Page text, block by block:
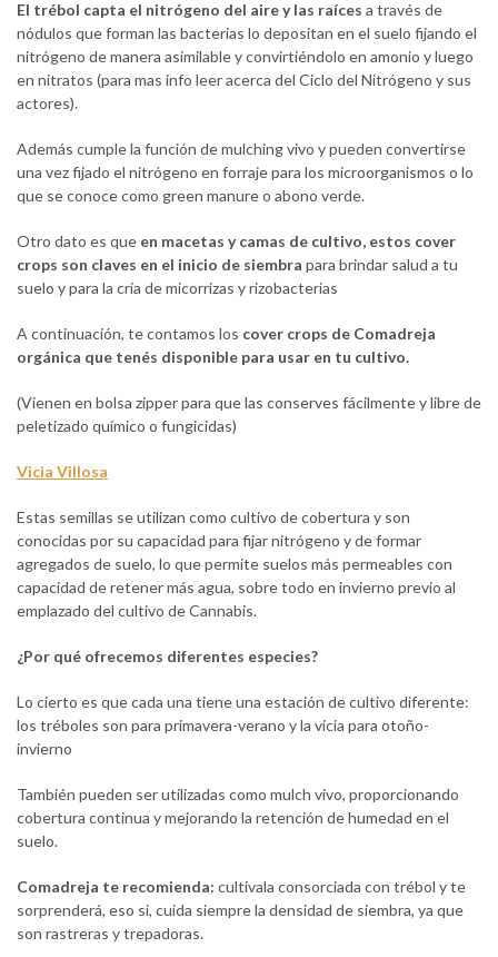
El trébol capta el nitrógeno del aire y las raíces a través de
nódulos que forman las bacterias lo depositan en el suelo fijando el
nitrógeno de manera asimilable y convirtiéndolo en amonio y luego
en nitratos (para mas info leer acerca del Ciclo del Nitrógeno y sus
actores).
Además cumple la función de mulching vivo y pueden convertirse
una vez fijado el nitrógeno en forraje para los microorganismos o lo
que se conoce como green manure o abono verde.
Otro dato es que en macetas y camas de cultivo, estos cover
crops son claves en el inicio de siembra para brindar salud a tu
suelo y para la cría de micorrizas y rizobacterias
A continuación, te contamos los cover crops de Comadreja
orgánica que tenés disponible para usar en tu cultivo.
(Vienen en bolsa zipper para que las conserves fácilmente y libre de
peletizado químico o fungicidas)
Vicia Villosa
Estas semillas se utilizan como cultivo de cobertura y son
conocidas por su capacidad para fijar nitrógeno y de formar
agregados de suelo, lo que permite suelos más permeables con
capacidad de retener más agua, sobre todo en invierno previo al
emplazado del cultivo de Cannabis.
¿Por qué ofrecemos diferentes especies?
Lo cierto es que cada una tiene una estación de cultivo diferente:
los tréboles son para primavera-verano y la vicia para otoño-
invierno
También pueden ser utilizadas como mulch vivo, proporcionando
cobertura continua y mejorando la retención de humedad en el
suelo.
Comadreja te recomienda: cultivala consorciada con trébol y te
sorprenderá, eso si, cuida siempre la densidad de siembra, ya que
son rastreras y trepadoras.